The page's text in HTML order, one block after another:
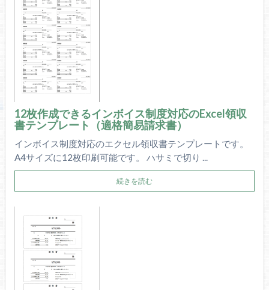
12枚作成できるインボイス制度対応のExcel領収
書テンプレート（適格簡易請求書）
インボイス制度対応のエクセル領収書テンプレートです。
A4サイズに12枚印刷可能です。 ハサミで切り ...
続きを読む